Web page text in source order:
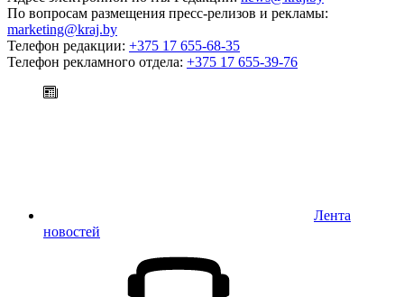
По вопросам размещения пресс-релизов и рекламы:
marketing@kraj.by
Телефон редакции: +375 17 655-68-35
Телефон рекламного отдела: +375 17 655-39-76
Лента
новостей